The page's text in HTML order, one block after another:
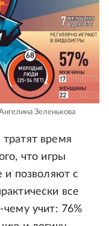
Зеленькова
время
что игры
и позволяют с
все
учит: 76%